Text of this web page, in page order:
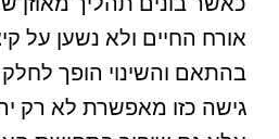
אורח החיים ולא נשען על
בהתאם והשינוי הופך
גישה כזו מאפשרת לא רק